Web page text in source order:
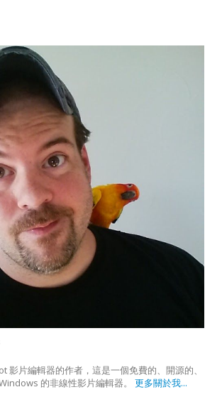
影片編輯器的作者，這是一個免費的、開源的、
的非線性影片編輯器。 更多關於我...